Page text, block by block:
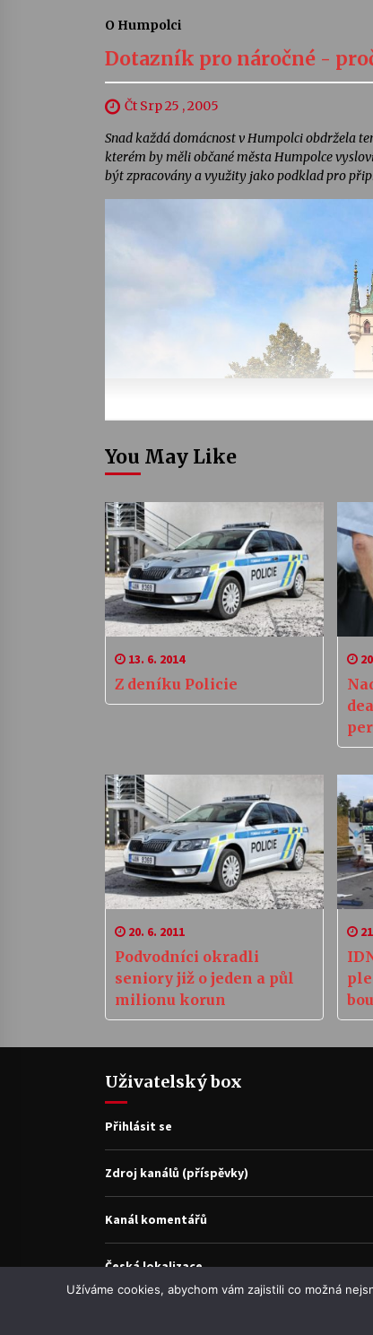
O Humpolci
Dotazník pro náročné -
Čt Srp 25 , 2005
Snad každá domácnost v Humpolci obdržela
kterém by měli občané města Humpolce
být zpracovány a využity jako podklad pro
You May Like
13. 6. 2014
Z deníku Policie
20. 6. 2011
Podvodníci okradli
seniory již o jeden a půl
milionu korun
Uživatelský box
Přihlásit se
Zdroj kanálů (příspěvky)
Kanál komentářů
Česká lokalizace
Užíváme cookies, abychom vám zajistili co možná